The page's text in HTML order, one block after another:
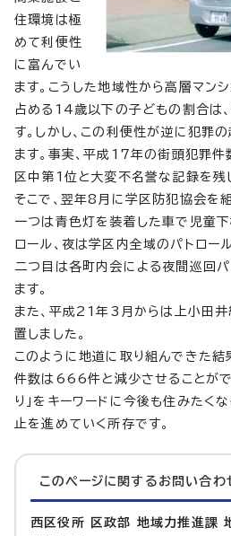
住環境は極
めて利便性
に富んでい
ます。こうした地域性から高層マン
占める14歳以下の子どもの割合は
す。しかし、この利便性が逆に犯罪
ます。事実、平成17年の街頭犯罪
区中第1位と大変不名誉な記録を残
そこで、翌年8月に学区防犯協会を
一つは青色灯を装着した車で児童
ロール、夜は学区内全域のパトロー
二つ目は各町内会による夜間巡回
ます。
また、平成21年3月からは上小田井
置しました。
このように地道に取り組んできた
件数は666件と減少させることがで
り」をキーワードに今後も住みたく
止を進めていく所存です。
このページに関する お問い合わ
西区役所 区政部 地域力推進課